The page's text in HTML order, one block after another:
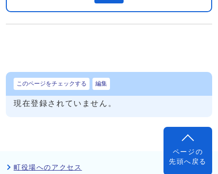
このページをチェックする 編集
現在登録されていません。
ページの
先頭へ戻る
町役場へのアクセス